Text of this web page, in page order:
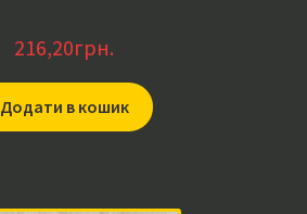
216,20грн.
Додати в кошик